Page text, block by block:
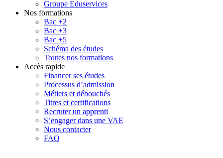
Groupe Eduservices
Nos formations
Bac +2
Bac +3
Bac +5
Schéma des études
Toutes nos formations
Accès rapide
Financer ses études
Processus d’admission
Métiers et débouchés
Titres et certifications
Recruter un apprenti
S’engager dans une VAE
Nous contacter
FAQ